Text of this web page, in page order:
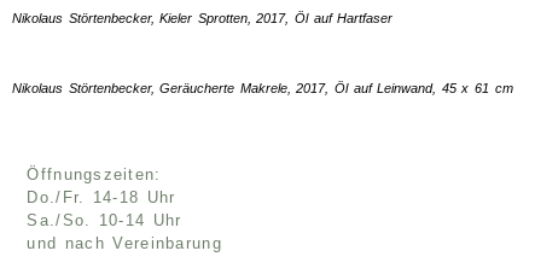
Nikolaus Störtenbecker, Kieler Sprotten, 2017, Öl auf Hartfaser
Nikolaus Störtenbecker, Geräucherte Makrele, 2017, Öl auf Leinwand, 45 x 61 cm
Öffnungszeiten:
Do./Fr. 14-18 Uhr
Sa./So. 10-14 Uhr
und nach Vereinbarung